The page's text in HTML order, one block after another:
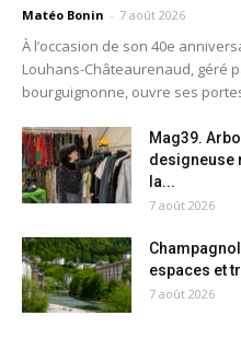
Matéo Bonin - 7 août 2026
À l’occasion de son 40e
Louhans-Châteaurenaud, géré
bourguignonne, ouvre ses
Mag39.
designeuse
la...
7 août 2026
espaces et
7 août 2026